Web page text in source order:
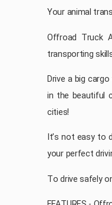
Your animal
Offroad Truck
transporting
Drive a big
in the beautiful
cities!
It’s not easy to
your perfect
To drive safely